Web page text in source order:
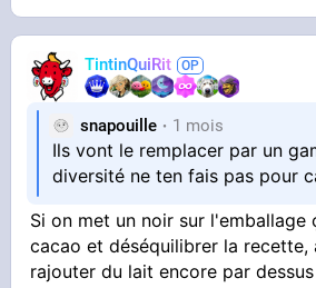
TintinQuiRit
snapouille 1 mois
Ils vont le remplacer par un
diversité ne ten fais pas pour
Si on met un noir sur l'emballage
cacao et déséquilibrer la recette,
rajouter du lait encore par